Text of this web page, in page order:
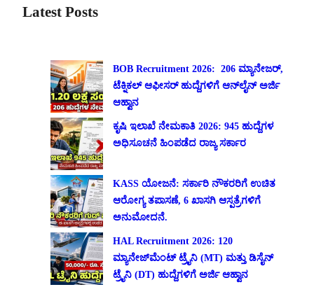
Latest Posts
BOB Recruitment 2026: 206 ಮ್ಯಾನೇಜರ್,
ಟೆಕ್ನಿಕಲ್ ಆಫೀಸರ್ ಹುದ್ದೆಗಳಿಗೆ ಆನ್‌ಲೈನ್ ಅರ್ಜಿ
ಆಹ್ವಾನ
ಕೃಷಿ ಇಲಾಖೆ ನೇಮಕಾತಿ 2026: 945 ಹುದ್ದೆಗಳ
ಅಧಿಸೂಚನೆ ಹಿಂಪಡೆದ ರಾಜ್ಯ ಸರ್ಕಾರ
KASS ಯೋಜನೆ: ಸರ್ಕಾರಿ ನೌಕರರಿಗೆ ಉಚಿತ
ಆರೋಗ್ಯ ತಪಾಸಣೆ, 6 ಖಾಸಗಿ ಆಸ್ಪತ್ರೆಗಳಿಗೆ
ಅನುಮೋದನೆ.
HAL Recruitment 2026: 120
ಮ್ಯಾನೇಜ್‌ಮೆಂಟ್ ಟ್ರೈನಿ (MT) ಮತ್ತು ಡಿಸೈನ್
ಟ್ರೈನಿ (DT) ಹುದ್ದೆಗಳಿಗೆ ಅರ್ಜಿ ಆಹ್ವಾನ